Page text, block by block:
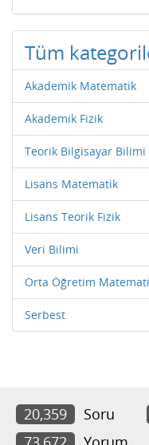
Tüm
Akademik Matematik
Akademik Fizik
Teorik Bilgisayar Bilimi
Lisans Matematik
Lisans Teorik Fizik
Veri Bilimi
Orta Öğretim
Serbest
20,359 Soru